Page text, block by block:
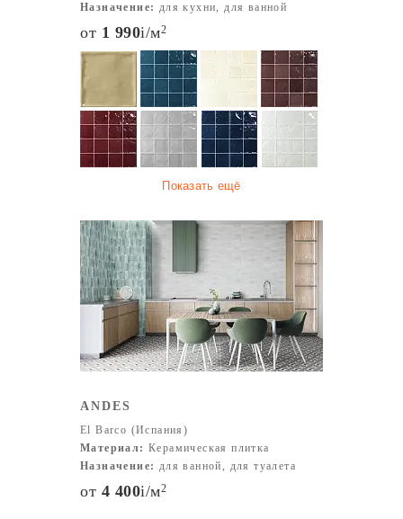
Назначение: для кухни, для ванной
от 1 990i/м2
Показать ещё
ANDES
El Barco (Испания)
Материал: Керамическая плитка
Назначение: для ванной, для туалета
от 4 400i/м2